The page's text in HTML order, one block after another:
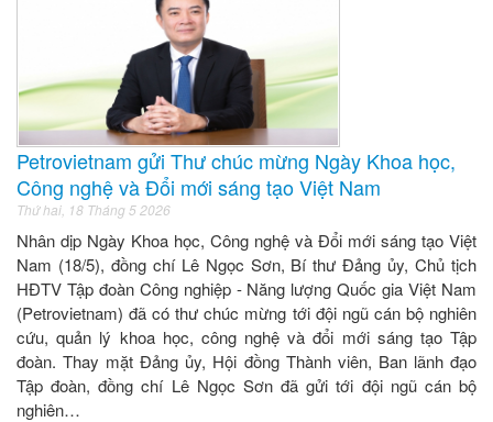
Petrovietnam gửi Thư chúc mừng Ngày Khoa học,
Công nghệ và Đổi mới sáng tạo Việt Nam
Thứ hai, 18 Tháng 5 2026
Nhân dịp Ngày Khoa học, Công nghệ và Đổi mới sáng tạo Việt
Nam (18/5), đồng chí Lê Ngọc Sơn, Bí thư Đảng ủy, Chủ tịch
HĐTV Tập đoàn Công nghiệp - Năng lượng Quốc gia Việt Nam
(Petrovietnam) đã có thư chúc mừng tới đội ngũ cán bộ nghiên
cứu, quản lý khoa học, công nghệ và đổi mới sáng tạo Tập
đoàn. Thay mặt Đảng ủy, Hội đồng Thành viên, Ban lãnh đạo
Tập đoàn, đồng chí Lê Ngọc Sơn đã gửi tới đội ngũ cán bộ
nghiên…